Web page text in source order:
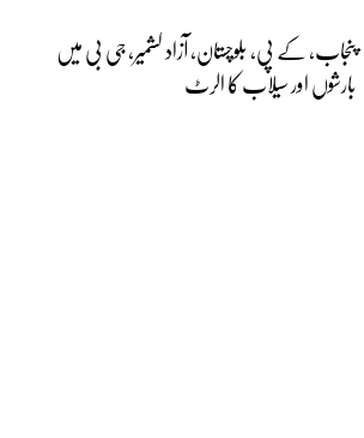
پنجاب، کے پی، بلوچستان، آزاد کشمیر، جی بی میں
بارشوں اور سیلاب کا الرٹ